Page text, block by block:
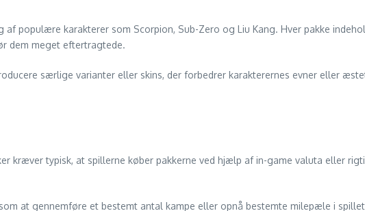
populære karakterer som Scorpion, Sub-Zero og Liu Kang. Hver pakke
dem meget eftertragtede.
særlige varianter eller skins, der forbedrer karakterernes evner eller
kræver typisk, at spillerne køber pakkerne ved hjælp af in-game valuta eller
at gennemføre et bestemt antal kampe eller opnå bestemte milepæle i